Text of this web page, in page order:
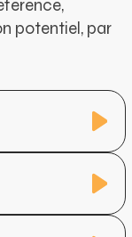
potentiel, par